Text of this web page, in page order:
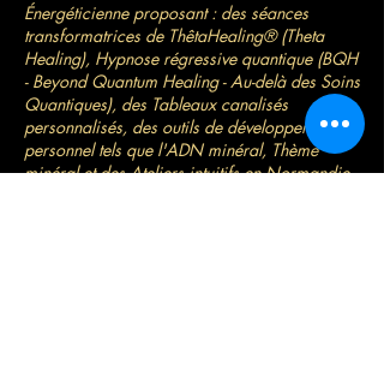
Énergéticienne proposant : des séances
transformatrices de ThêtaHealing® (Theta
Healing), Hypnose régressive quantique (BQH
- Beyond Quantum Healing - Au-delà des Soins
Quantiques), des Tableaux canalisés
personnalisés, des outils de développement
personnel tels que l'ADN minéral, Thème
minéral et des Ateliers intuitifs en Normandie,